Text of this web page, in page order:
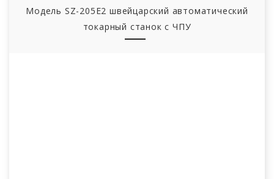
Модель SZ-205E2 швейцарский автоматический
токарный станок с ЧПУ